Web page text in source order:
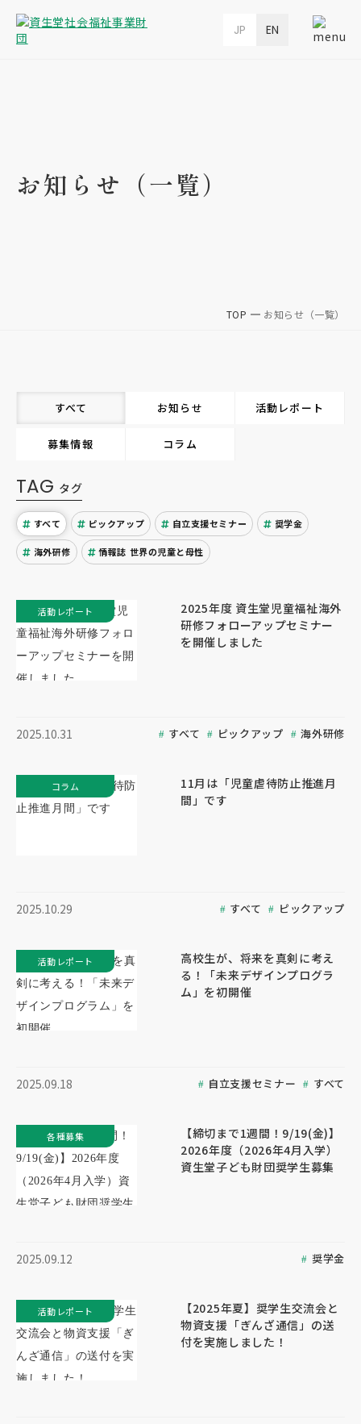
JP EN
お知らせ（一覧）
TOP お知らせ（一覧）
すべて お知らせ 活動レポート
募集情報 コラム
TAG タグ
すべて ピックアップ 自立支援セミナー 奨学金
海外研修 情報誌 世界の児童と母性
2025年度 資生堂児童福祉海外
研修フォローアップセミナー
を開催しました
2025.10.31 すべて ピックアップ 海外研修
活動レポート
11月は「児童虐待防止推進月
間」です
2025.10.29 すべて ピックアップ
コラム
高校生が、将来を真剣に考え
る！「未来デザインプログラ
ム」を初開催
2025.09.18 自立支援セミナー すべて
活動レポート
【締切まで1週間！9/19(金)】
2026年度（2026年4月入学）
資生堂子ども財団奨学生募集
2025.09.12 奨学金
各種募集
【2025年夏】奨学生交流会と
物資支援「ぎんざ通信」の送
付を実施しました！
活動レポート